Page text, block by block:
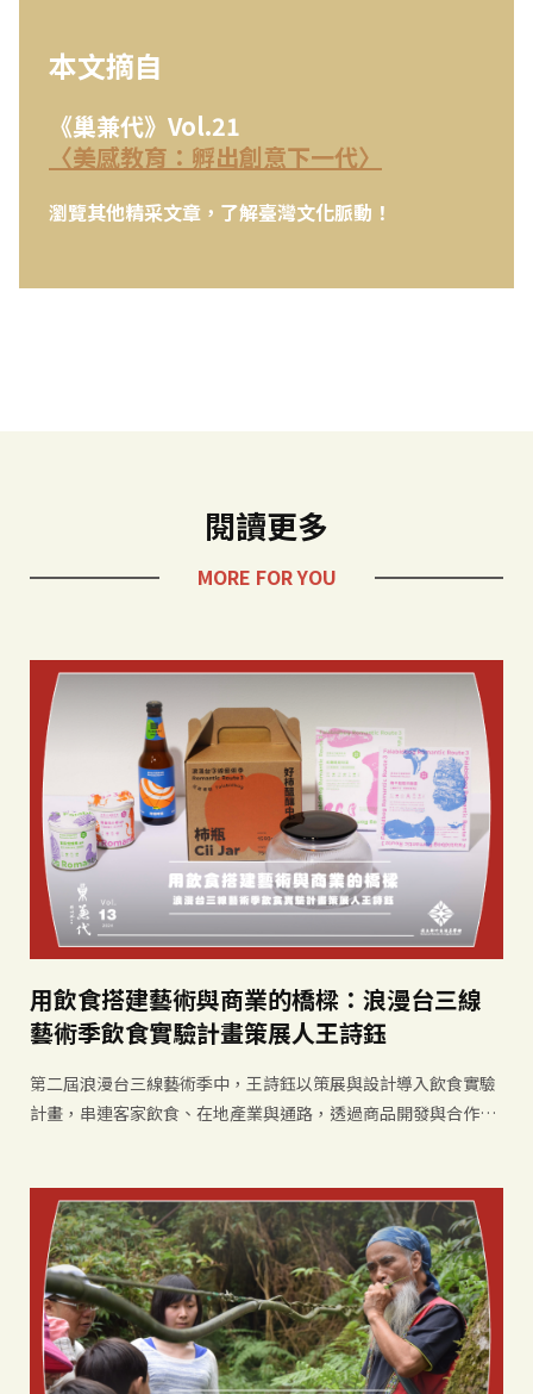
本文摘自
《巢兼代》Vol.21
〈美感教育：孵出創意下一代〉
瀏覽其他精采文章，了解臺灣文化脈動！
閱讀更多
MORE FOR YOU
用飲食搭建藝術與商業的橋樑：浪漫台三線
藝術季飲食實驗計畫策展人王詩鈺
第二屆浪漫台三線藝術季中，王詩鈺以策展與設計導入飲食實驗
計畫，串連客家飲食、在地產業與通路，透過商品開發與合作，